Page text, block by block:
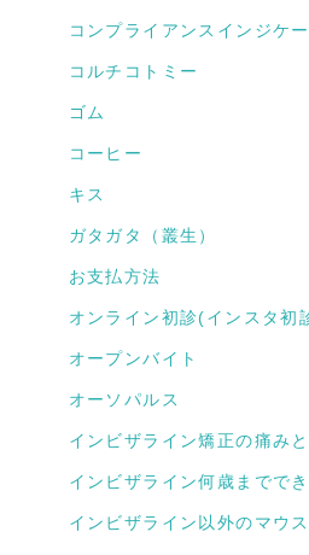
コンプライアンスインジケ
コルチコトミー
ゴム
コーヒー
キス
ガタガタ（叢生）
お支払方法
オンライン初診(インスタ初
オープンバイト
オーソパルス
インビザライン矯正の痛み
インビザライン何歳まででき
インビザライン以外のマウ